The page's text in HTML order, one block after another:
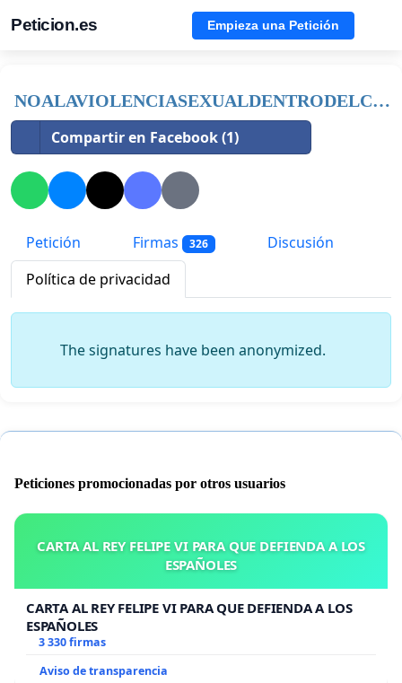
Peticion.es Empieza una Petición
NOALAVIOLENCIASEXUALDENTRODELCONSULTORIOMEDICO
Compartir en Facebook (1)
Petición Firmas 326
Discusión
Política de privacidad
The signatures have been anonymized.
Peticiones promocionadas por otros usuarios
CARTA AL REY FELIPE VI PARA QUE DEFIENDA A LOS
ESPAÑOLES
CARTA AL REY FELIPE VI PARA QUE DEFIENDA A LOS
ESPAÑOLES
3 330 firmas
Aviso de transparencia